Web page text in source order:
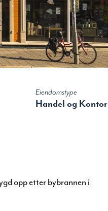
Eiendomstype
Handel og Kontor
opp etter bybrannen i